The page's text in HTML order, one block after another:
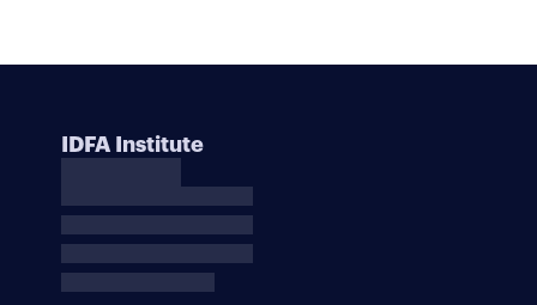
IDFA Institute